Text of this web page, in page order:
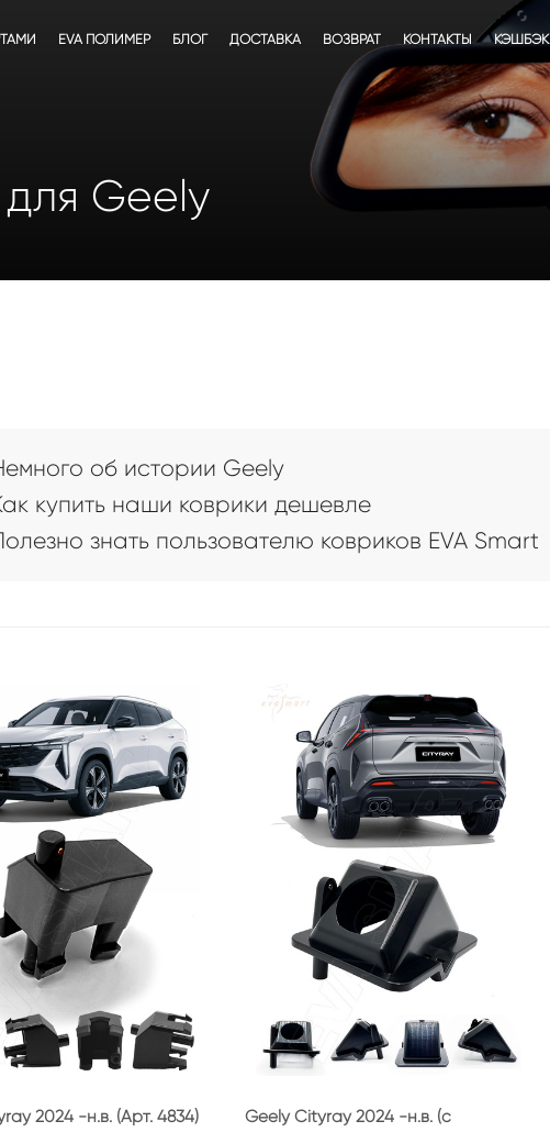
EVA ПОЛИМЕР БЛОГ ДОСТАВКА ВОЗВРАТ КОНТАКТЫ КЭШБЭК
Geely
об истории Geely
купить наши коврики дешевле
знать пользователю ковриков EVA Smart
2024 -н.в. (Арт. 4834)
Geely Cityray 2024 -н.в. (с